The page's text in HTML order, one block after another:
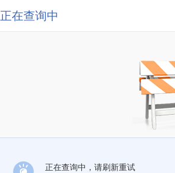
正在查询中
正在查询中，请刷新重试